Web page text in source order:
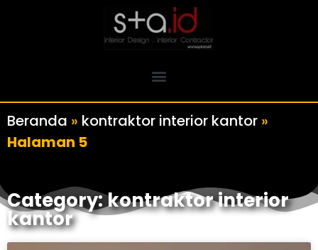
Beranda » kontraktor interior kantor »
Halaman 5
Category: kontraktor interior
kantor